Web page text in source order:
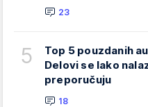
23
5
Top 5 pouzdanih
Delovi se lako
preporučuju
18